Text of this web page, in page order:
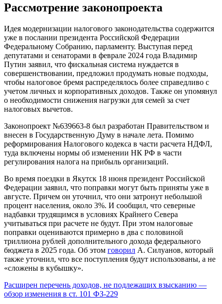
Рассмотрение законопроекта
Идея модернизации налогового законодательства содержится
уже в послании президента Российской Федерации
Федеральному Собранию, парламенту. Выступая перед
депутатами и сенаторами в феврале 2024 года Владимир
Путин заявил, что фискальная система нуждается в
совершенствовании, предложил продумать новые подходы,
чтобы налоговое бремя распределялось более справедливо с
учетом личных и корпоративных доходов. Также он упомянул
о необходимости снижения нагрузки для семей за счет
налоговых вычетов.
Законопроект №639663-8 был разработан Правительством и
внесен в Государственную Думу в начале лета. Помимо
реформирования Налогового кодекса в части расчета НДФЛ,
туда включены нормы об изменении НК РФ в части
регулирования налога на прибыль организаций.
Во время поездки в Якутск 18 июня президент Российской
Федерации заявил, что поправки могут быть приняты уже в
августе. Причем он уточнил, что они затронут небольшой
процент населения, около 3%. И сообщил, что северные
надбавки трудящимся в условиях Крайнего Севера
учитываться при расчете не будут. При этом налоговые
поправки оцениваются примерно в два с половиной
триллиона рублей дополнительного дохода федерального
бюджета в 2025 года. Об этом говорил А. Силуанов, который
также уточнил, что все поступления будут использованы, а не
«сложены в кубышку».
Расширен перечень доходов, не подлежащих взысканию —
обзор изменения в ст. 101 ФЗ-229